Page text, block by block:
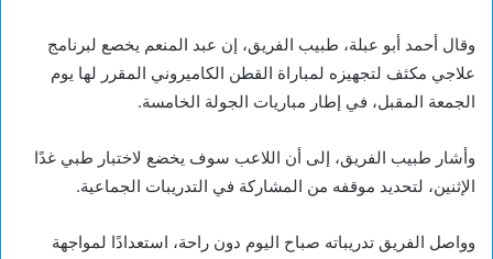
وقال أحمد أبو عبلة، طبيب الفريق، إن عبد المنعم يخصع لبرنامج
علاجي مكثف لتجهيزه لمباراة القطن الكاميروني المقرر لها يوم
الجمعة المقبل، في إطار مباريات الجولة الخامسة.
وأشار طبيب الفريق، إلى أن اللاعب سوف يخضع لاختبار طبي غدًا
الإثنين، لتحديد موقفه من المشاركة في التدريبات الجماعية.
وواصل الفريق تدريباته صباح اليوم دون راحة، استعدادًا لمواجهة